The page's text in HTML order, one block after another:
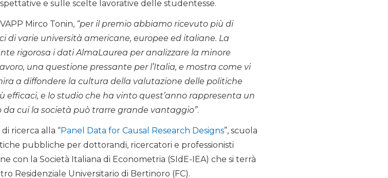
e sulle scelte lavorative delle studentesse.
Mirco Tonin, “per il premio abbiamo ricevuto più di
di varie università americane, europee ed italiane. La
rigorosa i dati AlmaLaurea per analizzare la minore
una questione pressante per l’Italia, e mostra come vi
a diffondere la cultura della valutazione delle politiche
efficaci, e lo studio che ha vinto quest’anno rappresenta un
cui la società può trarre grande vantaggio”.
ricerca alla “Panel Data for Causal Research Designs”, scuola
pubbliche per dottorandi, ricercatori e professionisti
con la Società Italiana di Econometria (SIdE-IEA) che si terrà
Residenziale Universitario di Bertinoro (FC).